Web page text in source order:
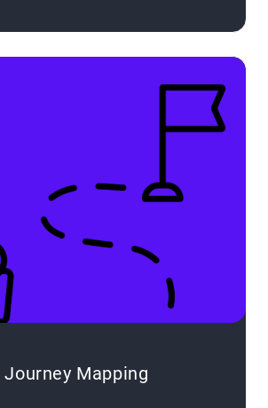
Mapping